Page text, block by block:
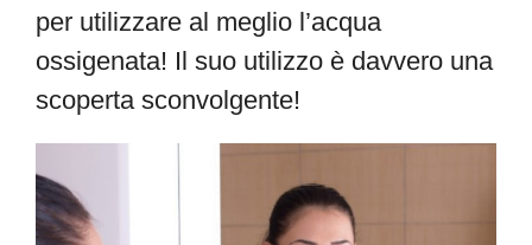
per utilizzare al meglio l’acqua
ossigenata! Il suo utilizzo è davvero una
scoperta sconvolgente!